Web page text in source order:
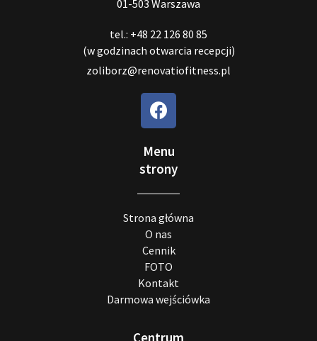
01-503 Warszawa
tel.: +48 22 126 80 85
(w godzinach otwarcia recepcji)
zoliborz@renovatiofitness.pl
Menu
strony
Strona główna
O nas
Cennik
FOTO
Kontakt
Darmowa wejściówka
Centrum